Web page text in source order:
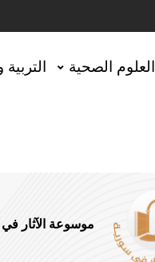
العلوم الصحية
موسوعة الآثار